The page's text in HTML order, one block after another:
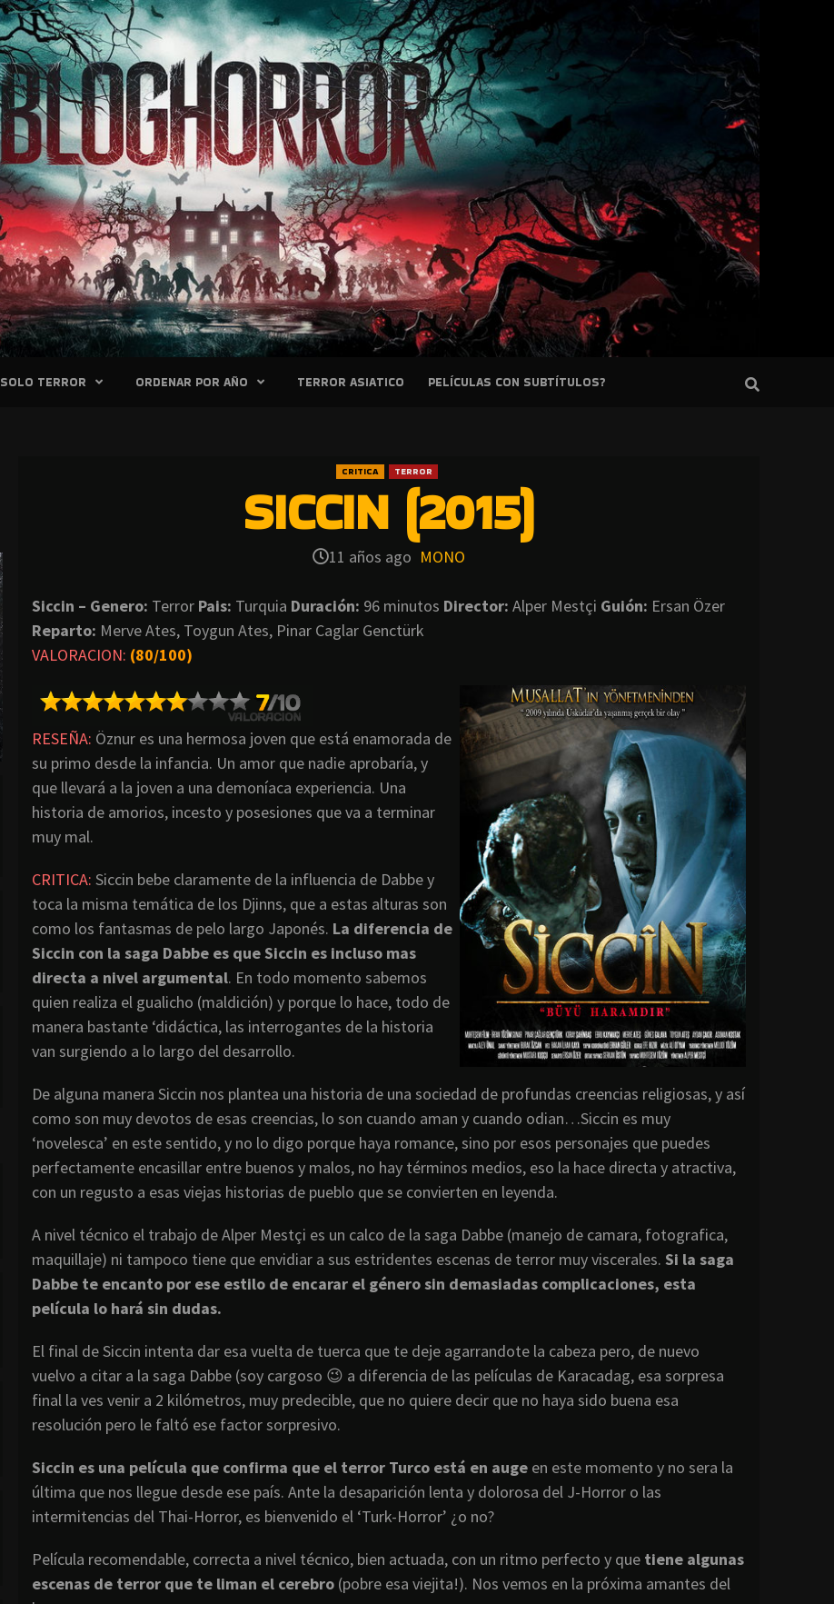
SOLO TERROR ORDENAR POR AÑO TERROR ASIATICO PELÍCULAS CON SUBTÍTULOS?
CRITICA TERROR
SICCIN (2015)
11 años ago MONO
Siccin – Genero: Terror Pais: Turquia Duración: 96 minutos Director: Alper Mestçi Guión: Ersan Özer
Reparto: Merve Ates, Toygun Ates, Pinar Caglar Genctürk
VALORACION: (80/100)
RESEÑA: Öznur es una hermosa joven que está enamorada de
su primo desde la infancia. Un amor que nadie aprobaría, y
que llevará a la joven a una demoníaca experiencia. Una
historia de amorios, incesto y posesiones que va a terminar
muy mal.
CRITICA: Siccin bebe claramente de la influencia de Dabbe y
toca la misma temática de los Djinns, que a estas alturas son
como los fantasmas de pelo largo Japonés. La diferencia de
Siccin con la saga Dabbe es que Siccin es incluso mas
directa a nivel argumental. En todo momento sabemos
quien realiza el gualicho (maldición) y porque lo hace, todo de
manera bastante ‘didáctica, las interrogantes de la historia
van surgiendo a lo largo del desarrollo.
De alguna manera Siccin nos plantea una historia de una sociedad de profundas creencias religiosas, y así
como son muy devotos de esas creencias, lo son cuando aman y cuando odian…Siccin es muy
‘novelesca’ en este sentido, y no lo digo porque haya romance, sino por esos personajes que puedes
perfectamente encasillar entre buenos y malos, no hay términos medios, eso la hace directa y atractiva,
con un regusto a esas viejas historias de pueblo que se convierten en leyenda.
A nivel técnico el trabajo de Alper Mestçi es un calco de la saga Dabbe (manejo de camara, fotografica,
maquillaje) ni tampoco tiene que envidiar a sus estridentes escenas de terror muy viscerales. Si la saga
Dabbe te encanto por ese estilo de encarar el género sin demasiadas complicaciones, esta
película lo hará sin dudas.
El final de Siccin intenta dar esa vuelta de tuerca que te deje agarrandote la cabeza pero, de nuevo
vuelvo a citar a la saga Dabbe (soy cargoso 😉 a diferencia de las películas de Karacadag, esa sorpresa
final la ves venir a 2 kilómetros, muy predecible, que no quiere decir que no haya sido buena esa
resolución pero le faltó ese factor sorpresivo.
Siccin es una película que confirma que el terror Turco está en auge en este momento y no sera la
última que nos llegue desde ese país. Ante la desaparición lenta y dolorosa del J-Horror o las
intermitencias del Thai-Horror, es bienvenido el ‘Turk-Horror’ ¿o no?
Película recomendable, correcta a nivel técnico, bien actuada, con un ritmo perfecto y que tiene algunas
escenas de terror que te liman el cerebro (pobre esa viejita!). Nos vemos en la próxima amantes del